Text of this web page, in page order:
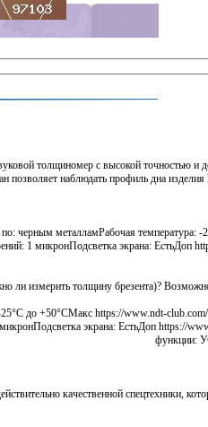
толщиномер с высокой точностью и
наблюдать профиль дна
по: черным металламРабочая
1 микронПодсветка экрана: ЕстьДоп
измерить толщину брезента)?
до +50°СМакс https://www.ndt-
экрана: ЕстьДоп https://
функции:
качественной спецтехники,